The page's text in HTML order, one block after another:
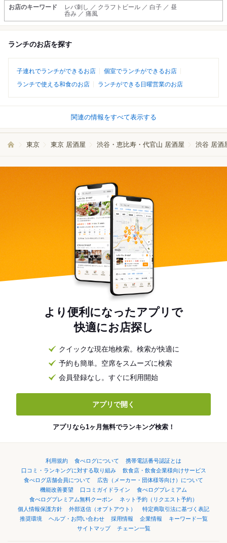
お店のキーワード
レバ刺し ／ クラフトビール ／ 白子 ／ 昼
呑み ／ 痛風
ランチのお店を探す
子連れでランチができるお店
個室でランチができるお店
ランチで使える和食のお店
ランチができる日曜営業のお店
関連の情報をすべて表示する
東京 東京 居酒屋 渋谷・恵比寿・代官山 居酒屋 渋谷 居酒
より便利になったアプリで
快適にお店探し
クイックな現在地検索。検索が快適に
予約も簡単。空席をスムーズに検索
会員登録なし。すぐに利用開始
アプリで開く
アプリなら1ヶ月無料でランキング検索！
利用規約 食べログについて
携帯電話番号認証とは
口コミ・ランキングに対する取り組み
飲食店・飲食企業様向けサービス
食べログ店舗会員について
広告（メーカー・団体様等向け）について
機能改善要望
口コミガイドライン
食べログプレミアム
食べログプレミアム無料クーポン
ネット予約（リクエスト予約）
個人情報保護方針
外部送信（オプトアウト）
特定商取引法に基づく表記
推奨環境
ヘルプ・お問い合わせ 採用情報 企業情報
キーワード一覧
サイトマップ
チェーン一覧